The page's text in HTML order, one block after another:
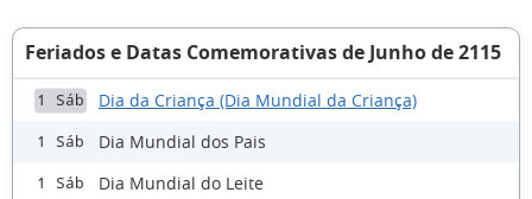
Feriados e Datas Comemorativas de Junho de 2115
1 Sáb Dia da Criança (Dia Mundial da Criança)
1 Sáb Dia Mundial dos Pais
1 Sáb Dia Mundial do Leite